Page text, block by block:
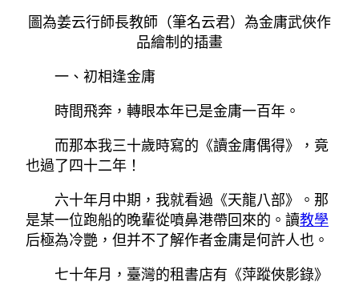
圖為姜云行師長教師（筆名云君）為金庸武俠作
品繪制的插畫
一、初相逢金庸
時間飛奔，轉眼本年已是金庸一百年。
而那本我三十歲時寫的《讀金庸偶得》，竟
也過了四十二年！
六十年月中期，我就看過《天龍八部》。那
是某一位跑船的晚輩從噴鼻港帶回來的。讀教學
后極為冷艷，但并不了解作者金庸是何許人也。
七十年月，臺灣的租書店有《萍蹤俠影錄》